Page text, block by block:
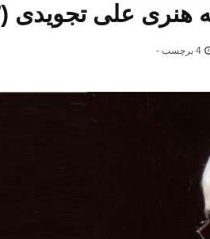
هنری علی تجویدی (۲)
4 برچسب -